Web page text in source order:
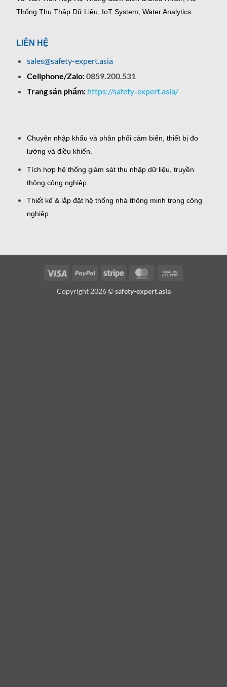
Thống Thu Thập Dữ Liệu, IoT System, Water Analytics.
LIÊN HỆ
sales@safety-expert.asia
Cellphone/Zalo:0859.200.531
Trang sản phẩm: https://safety-expert.asia/
Chuyên nhập khẩu và phân phối cảm biến, thiết bị đo
lường và điều khiển.
Tích hợp hệ thống giám sát thu nhập dữ liệu, truyền
thông công nghiệp.
Thiết kế & lắp đặt hệ thống nhà thông minh trong công
nghiệp.
Visa PayPal Stripe MasterCard
Copyright 2026 ©safety-expert.asia